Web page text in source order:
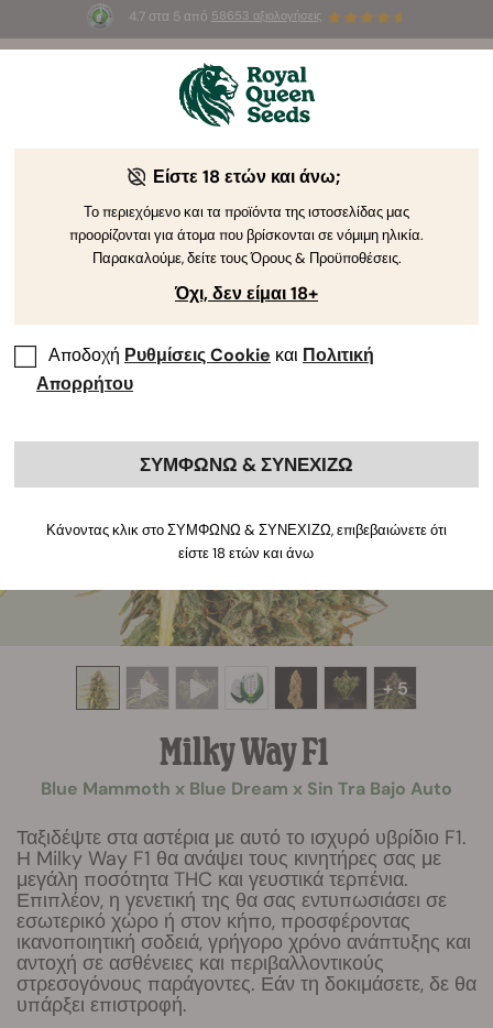
4.7 στα 5 από 58653 αξιολογήσεις
Summer Sales : Έως και -50%
προϊόντα! ⏤
+ 5
Milky Way F1
Blue Mammoth x Blue Dream x Sin Tra Bajo Auto
Ταξιδέψτε στα αστέρια με αυτό το ισχυρό υβρίδιο F1.
Η Milky Way F1 θα ανάψει τους κινητήρες σας με
μεγάλη ποσότητα THC και γευστικά τερπένια.
Επιπλέον, η γενετική της θα σας εντυπωσιάσει σε
εσωτερικό χώρο ή στον κήπο, προσφέροντας
ικανοποιητική σοδειά, γρήγορο χρόνο ανάπτυξης και
αντοχή σε ασθένειες και περιβαλλοντικούς
στρεσογόνους παράγοντες. Εάν τη δοκιμάσετε, δε θα
υπάρξει επιστροφή.
Είστε 18 ετών και άνω;
Το περιεχόμενο και τα προϊόντα της ιστοσελίδας μας
προορίζονται για άτομα που βρίσκονται σε νόμιμη ηλικία.
Παρακαλούμε, δείτε τους Όρους & Προϋποθέσεις.
Όχι, δεν είμαι 18+
Αποδοχή Ρυθμίσεις Cookie και Πολιτική
Απορρήτου
ΣΥΜΦΩΝΩ & ΣΥΝΕΧΙΖΩ
Κάνοντας κλικ στο ΣΥΜΦΩΝΩ & ΣΥΝΕΧΙΖΩ, επιβεβαιώνετε ότι
είστε 18 ετών και άνω